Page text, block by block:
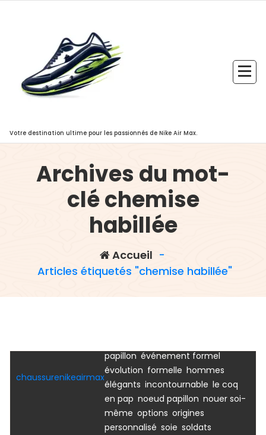
Votre destination ultime pour les passionnés de Nike Air Max.
Archives du mot-
clé chemise
habillée
Accueil -
Articles étiquetés "chemise habillée"
chaussurenikeairmax
accessoire,armée royale,art
chemise en jean,chemise
papillon,événement formel,
évolution formelle hommes
élégants incontournable le coq
en pap noeud papillon nouer soi-
même options origines
personnalisé soie soldats